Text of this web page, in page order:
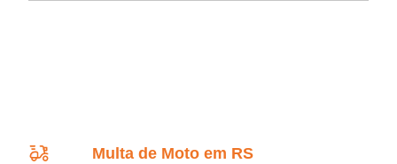
Multa de Moto em RS